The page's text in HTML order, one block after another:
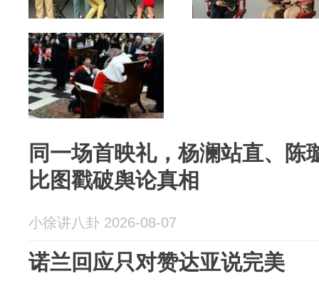
同一场首映礼，杨澜站直、陈
比图戳破舆论真相
小徐讲八卦 2026-08-07
诺兰回应只对赞达亚说完美